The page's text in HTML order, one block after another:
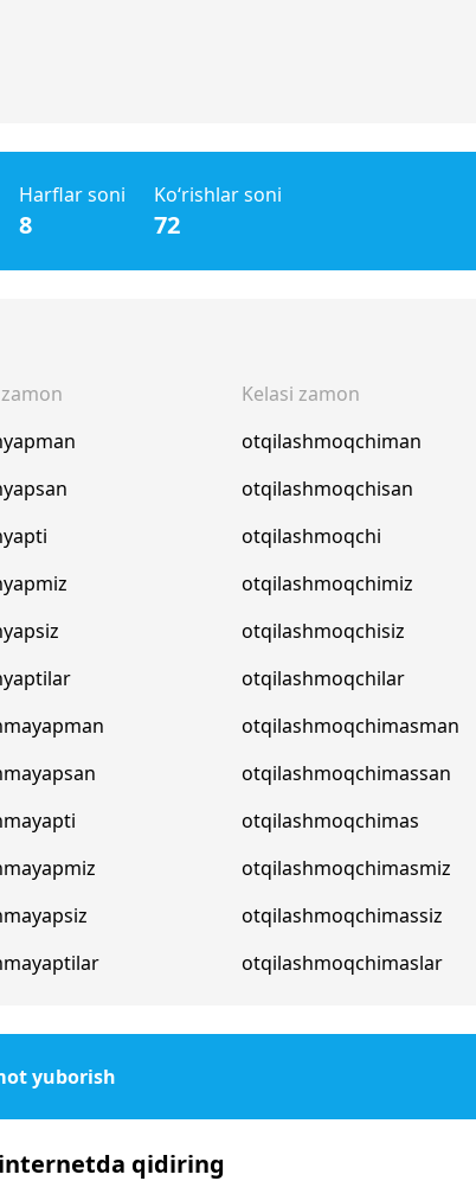
Harflar soni
8
Ko‘rishlar soni
72
Kelasi zamon
otqilashmoqchiman
otqilashmoqchisan
otqilashmoqchi
otqilashmoqchimiz
otqilashmoqchisiz
otqilashmoqchilar
otqilashmoqchimasman
otqilashmoqchimassan
otqilashmoqchimas
otqilashmoqchimasmiz
otqilashmoqchimassiz
otqilashmoqchimaslar
yuborish
qidiring